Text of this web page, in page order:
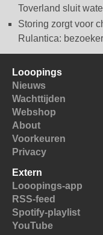
Toverland sluit
Storing zorgt voor
Rulantica:
Looopings
Nieuws
Wachttijden
Webshop
About
Voorkeuren
Privacy
Extern
Looopings-app
RSS-feed
Spotify-playlist
YouTube